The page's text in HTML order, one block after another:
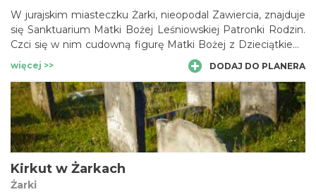
W jurajskim miasteczku Żarki, nieopodal Zawiercia, znajduje
się Sanktuarium Matki Bożej Leśniowskiej Patronki Rodzin.
Czci się w nim cudowną figurę Matki Bożej z Dzieciątkiem,
której przywiezienie w te strony (pod koniec XIV wieku)
przypisuje się księciu Władysławowi Opolczykowi. Rzeźba
zdobi ołtarz główny kościoła Nawiedzenia Najświętszej
Marii Panny, w którego sąsiedztwie odnajdziemy zespół
klasztorny ojców paulinów.
więcej >> DODAJ DO PLANERA
Kirkut w Żarkach
Żarki